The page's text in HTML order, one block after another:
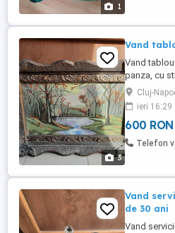
1
3
Vand
Vand
panza, cu
Cluj-
ieri 16:29
600 RON
Telefon
Vand
de 30 ani
Vand